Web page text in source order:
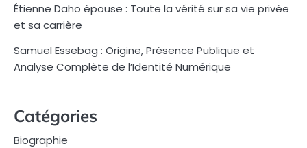
Étienne Daho épouse : Toute la vérité sur sa vie privée
et sa carrière
Samuel Essebag : Origine, Présence Publique et
Analyse Complète de l’Identité Numérique
Catégories
Biographie